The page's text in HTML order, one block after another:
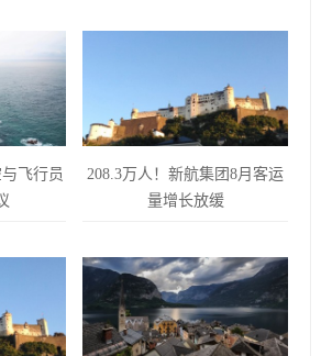
飞行员
208.3万人！新航集团8月客运
量增长放缓